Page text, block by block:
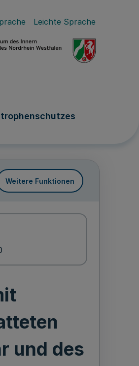
Leichte Sprache
Weitere Funktionen
und des